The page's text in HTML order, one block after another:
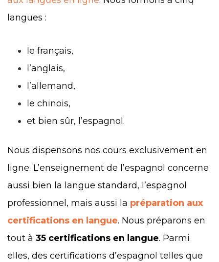
langues :
le français,
l’anglais,
l’allemand,
le chinois,
et bien sûr, l’espagnol.
Nous dispensons nos cours exclusivement en
ligne. L’enseignement de l’espagnol concerne
aussi bien la langue standard, l’espagnol
professionnel, mais aussi la préparation aux
certifications en langue. Nous préparons en
tout à 35 certifications en langue. Parmi
elles, des certifications d’espagnol telles que